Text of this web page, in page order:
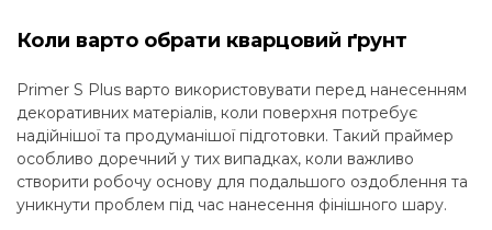
Коли варто обрати кварцовий ґрунт
Primer S Plus варто використовувати перед нанесенням
декоративних матеріалів, коли поверхня потребує
надійнішої та продуманішої підготовки. Такий праймер
особливо доречний у тих випадках, коли важливо
створити робочу основу для подальшого оздоблення та
уникнути проблем під час нанесення фінішного шару.